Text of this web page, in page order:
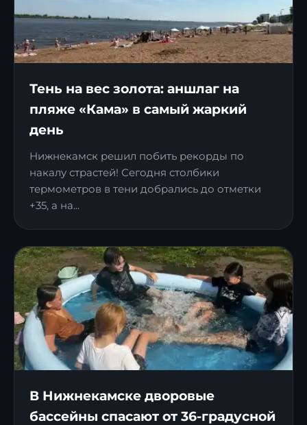
Тень на вес золота: аншлаг на
пляже «Кама» в самый жаркий
день
Нижнекамск решил побить рекорды по
накалу страстей! Сегодня столбики
термометров в тени добрались до отметки
+35, а на...
В Нижнекамске дворовые
бассейны спасают от 36-градусной